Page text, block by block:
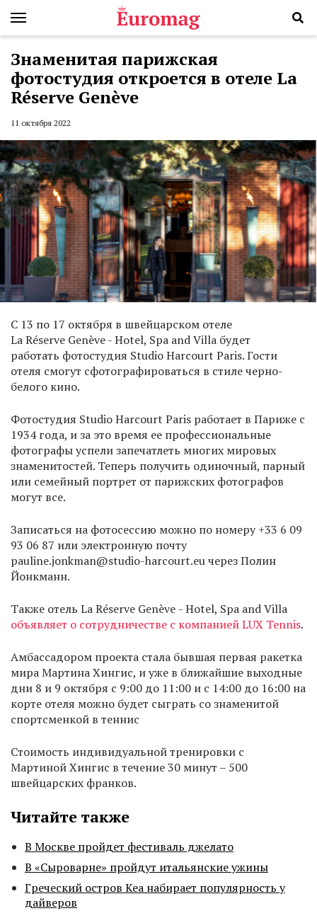
Знаменитая парижская
фотостудия откроется в отеле La
Réserve Genève
11 октября 2022
С 13 по 17 октября в швейцарском отеле
La Réserve Genève - Hotel, Spa and Villa будет
работать фотостудия Studio Harcourt Paris. Гости
отеля смогут сфотографироваться в стиле черно-
белого кино.
Фотостудия Studio Harcourt Paris работает в Париже с
1934 года, и за это время ее профессиональные
фотографы успели запечатлеть многих мировых
знаменитостей. Теперь получить одиночный, парный
или семейный портрет от парижских фотографов
могут все.
Записаться на фотосессию можно по номеру +33 6 09
93 06 87 или электронную почту
pauline.jonkman@studio-harcourt.eu через Полин
Йонкманн.
Также отель La Réserve Genève - Hotel, Spa and Villa
объявляет о сотрудничестве с компанией LUX Tennis.
Амбассадором проекта стала бывшая первая ракетка
мира Мартина Хингис, и уже в ближайшие выходные
дни 8 и 9 октября с 9:00 до 11:00 и с 14:00 до 16:00 на
корте отеля можно будет сыграть со знаменитой
спортсменкой в теннис
Стоимость индивидуальной тренировки с
Мартиной Хингис в течение 30 минут – 500
швейцарских франков.
Читайте также
В Москве пройдет фестиваль джелато
В «Сыроварне» пройдут итальянские ужины
Греческий остров Кеа набирает популярность у
дайверов